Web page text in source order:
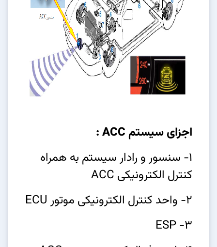
اجزای سیستم ACC :
1- سنسور و رادار سیستم به همراه
کنترل الکترونیکی ACC
2- واحد کنترل الکترونیکی موتور ECU
3- ESP